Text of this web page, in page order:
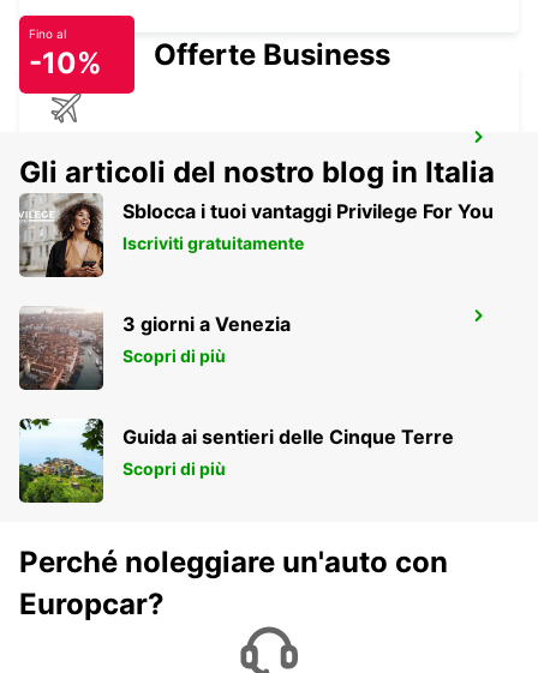
PODGORICA - MONTENEGRO
PODGORICA
PODGORICA - MONTENEGRO
Fino al
-10% Offerte Business
Gli articoli del nostro blog in Italia
Sblocca i tuoi vantaggi Privilege For You
Iscriviti gratuitamente
3 giorni a Venezia
Scopri di più
Guida ai sentieri delle Cinque Terre
Scopri di più
Perché noleggiare un'auto con
Europcar?